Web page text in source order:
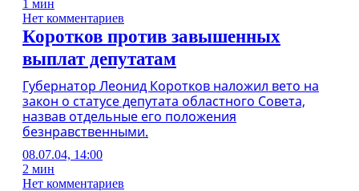
1 мин
Нет комментариев
Коротков против завышенных
выплат депутатам
Губернатор Леонид Коротков наложил вето на
закон о статусе депутата областного Совета,
назвав отдельные его положения
безнравственными.
08.07.04, 14:00
2 мин
Нет комментариев